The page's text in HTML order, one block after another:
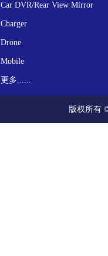
Car DVR/Rear View Mirror
Charger
Drone
Mobile
更多......
版权所有